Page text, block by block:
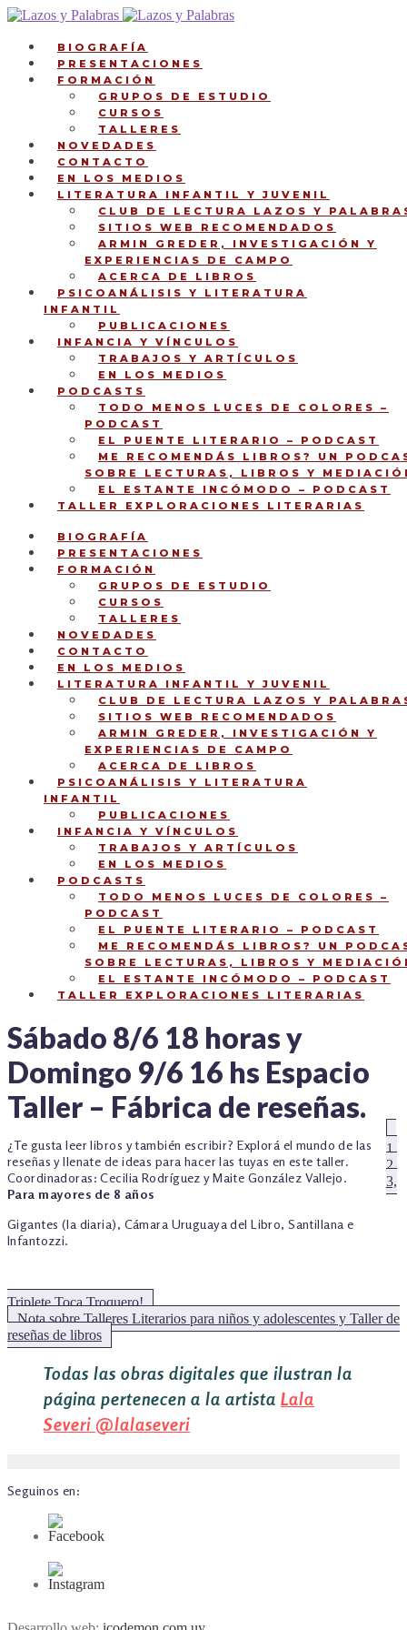
Ir
navegación
Ir
contenidoBIOGRAFÍA
PRESENTACIONES
FORMACIÓN
GRUPOS DE ESTUDIO
CURSOS
TALLERES
NOVEDADES
CONTACTO
EN LOS MEDIOS
LITERATURA INFANTIL Y JUVENIL
CLUB DE LECTURA LAZOS Y
SITIOS WEB RECOMENDADOS
ARMIN GREDER, INVESTIGACIÓN Y
EXPERIENCIAS DE CAMPO
ACERCA DE LIBROS
PSICOANÁLISIS Y LITERATURA
INFANTIL
PUBLICACIONES
INFANCIA Y VÍNCULOS
TRABAJOS Y ARTÍCULOS
EN LOS MEDIOS
PODCASTS
TODO MENOS LUCES DE COLORES –
PODCAST
EL PUENTE LITERARIO – PODCAST
ME RECOMENDÁS LIBROS? UN
SOBRE LECTURAS, LIBROS Y
EL ESTANTE INCÓMODO – PODCAST
TALLER EXPLORACIONES LITERARIAS
BIOGRAFÍA
PRESENTACIONES
FORMACIÓN
GRUPOS DE ESTUDIO
CURSOS
TALLERES
NOVEDADES
CONTACTO
EN LOS MEDIOS
LITERATURA INFANTIL Y JUVENIL
CLUB DE LECTURA LAZOS Y
SITIOS WEB RECOMENDADOS
ARMIN GREDER, INVESTIGACIÓN Y
EXPERIENCIAS DE CAMPO
ACERCA DE LIBROS
PSICOANÁLISIS Y LITERATURA
INFANTIL
PUBLICACIONES
INFANCIA Y VÍNCULOS
TRABAJOS Y ARTÍCULOS
EN LOS MEDIOS
PODCASTS
TODO MENOS LUCES DE COLORES –
PODCAST
EL PUENTE LITERARIO – PODCAST
ME RECOMENDÁS LIBROS? UN
SOBRE LECTURAS, LIBROS Y
EL ESTANTE INCÓMODO – PODCAST
TALLER EXPLORACIONES LITERARIAS
Sábado 8/6 18 horas y
Domingo 9/6 16 hs Espacio
Taller – Fábrica de reseñas.
¿Te gusta leer libros y también escribir? Explorá el mundo de las
reseñas y llenate de ideas para hacer las tuyas en este taller.
Coordinadoras: Cecilia Rodríguez y Maite González Vallejo.
Para mayores de 8 años
Gigantes (la diaria), Cámara Uruguaya del Libro, Santillana e
Infantozzi.
NAVEGACIÓN
DE
ENTRADAS
1,
2,
3,
Triplete Toca Troquero!
Siguiente:
Nota sobre Talleres Literarios para niños y adolescentes y Taller de
reseñas de libros
Todas las obras digitales que ilustran la
página pertenecen a la artista Lala
Severi @lalaseveri
Seguinos en: